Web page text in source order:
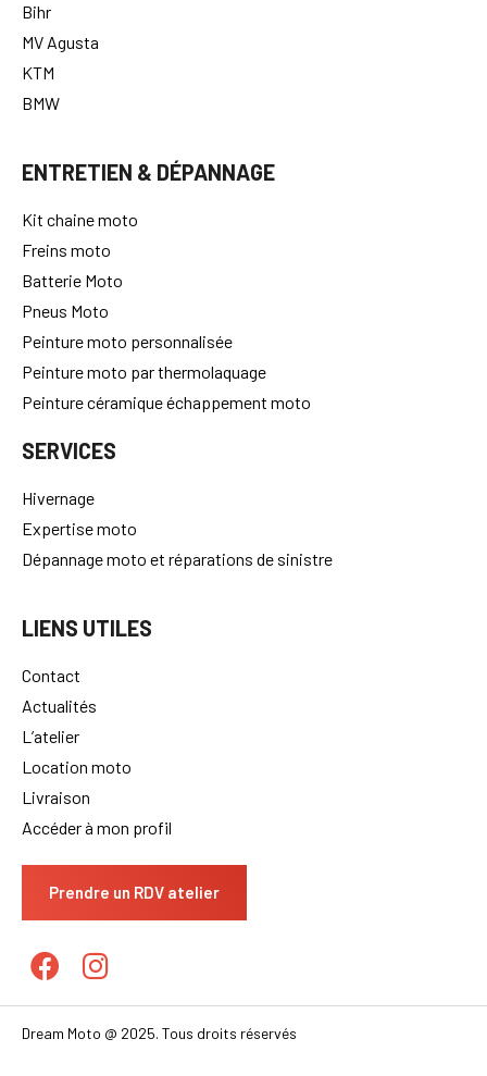
Bihr
MV Agusta
KTM
BMW
ENTRETIEN & DÉPANNAGE
Kit chaine moto
Freins moto
Batterie Moto
Pneus Moto
Peinture moto personnalisée
Peinture moto par thermolaquage
Peinture céramique échappement moto
SERVICES
Hivernage
Expertise moto
Dépannage moto et réparations de sinistre
LIENS UTILES
Contact
Actualités
L’atelier
Location moto
Livraison
Accéder à mon profil
Prendre un RDV atelier
Dream Moto @ 2025. Tous droits réservés